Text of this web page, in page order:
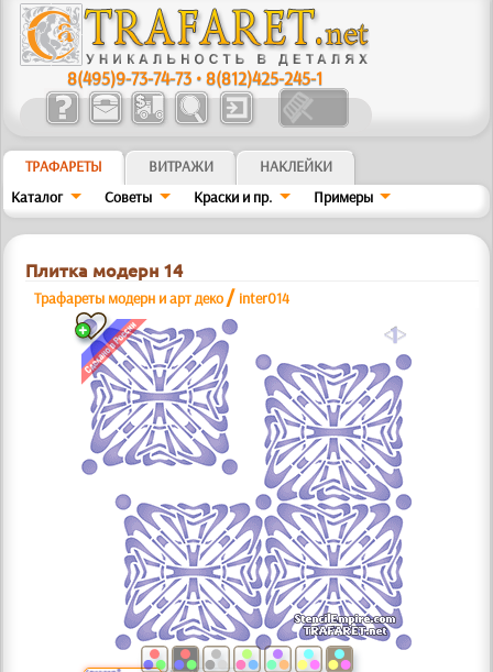
8(495)9-73-74-73 •8(812)425-245-1
ТРАФАРЕТЫ ВИТРАЖИ
НАКЛЕЙКИ
Каталог
Советы Краски и пр. Примеры
Плитка модерн 14
Трафареты модерн и арт деко / inter014
a